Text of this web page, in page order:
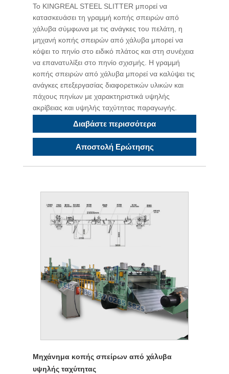
Το KINGREAL STEEL SLITTER μπορεί να
κατασκευάσει τη γραμμή κοπής σπειρών από
χάλυβα σύμφωνα με τις ανάγκες του πελάτη, η
μηχανή κοπής σπειρών από χάλυβα μπορεί να
κόψει το πηνίο στο ειδικό πλάτος και στη συνέχεια
να επανατυλίξει στο πηνίο σχισμής. Η γραμμή
κοπής σπειρών από χάλυβα μπορεί να καλύψει τις
ανάγκες επεξεργασίας διαφορετικών υλικών και
πάχους πηνίων με χαρακτηριστικά υψηλής
ακρίβειας και υψηλής ταχύτητας παραγωγής.
Διαβάστε περισσότερα
Αποστολή Ερώτησης
Μηχάνημα κοπής σπείρων από χάλυβα
υψηλής ταχύτητας